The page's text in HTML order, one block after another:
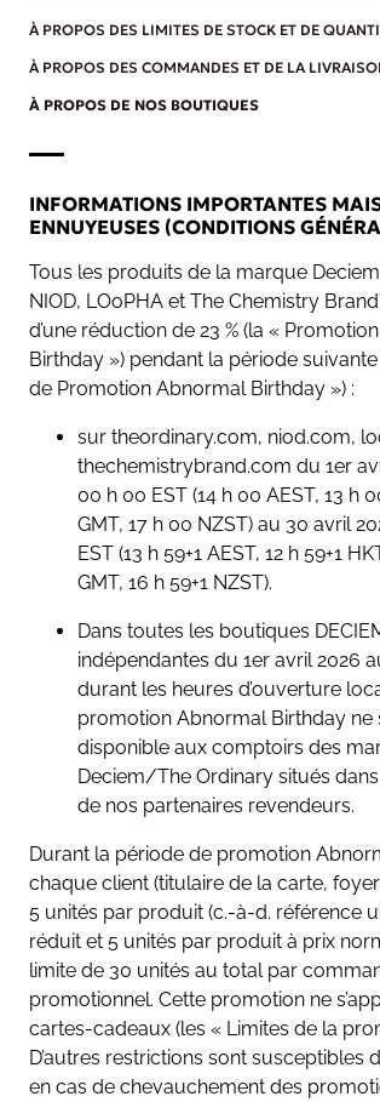
À PROPOS DES LIMITES DE STOCK ET DE
À PROPOS DES COMMANDES ET DE LA
À PROPOS DE NOS BOUTIQUES
INFORMATIONS IMPORTANTES
ENNUYEUSES (CONDITIONS
Tous les produits de la marque
NIOD, LOoPHA et The Chemistry
d’une réduction de 23 % (la «
Birthday ») pendant la période
de Promotion Abnormal Birthday ») :
sur theordinary.com, niod.com,
thechemistrybrand.com du 1er
00 h 00 EST (14 h 00 AEST, 13 h
GMT, 17 h 00 NZST) au 30 avril
EST (13 h 59+1 AEST, 12 h 59+1
GMT, 16 h 59+1 NZST).
Dans toutes les boutiques
indépendantes du 1er avril 2026
durant les heures d’ouverture
promotion Abnormal Birthday ne
disponible aux comptoirs des
Deciem/The Ordinary situés
de nos partenaires revendeurs.
Durant la période de promotion
chaque client (titulaire de la carte,
5 unités par produit (c.-à-d. référence
réduit et 5 unités par produit à prix
limite de 30 unités au total par
promotionnel. Cette promotion ne
cartes-cadeaux (les « Limites de la
D’autres restrictions sont susceptibles
en cas de chevauchement des